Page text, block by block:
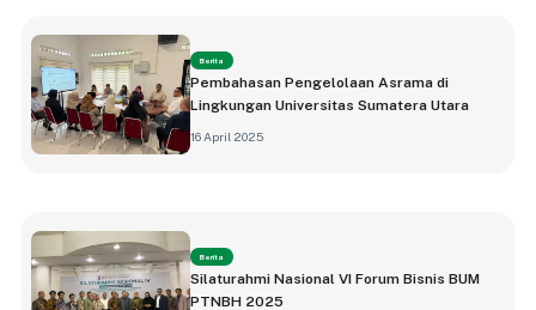
Berita
Pembahasan Pengelolaan Asrama di
Lingkungan Universitas Sumatera Utara
16 April 2025
Berita
Silaturahmi Nasional VI Forum Bisnis BUM
PTNBH 2025